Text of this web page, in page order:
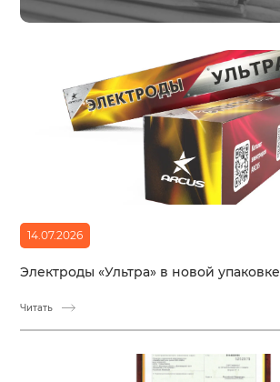
14.07.2026
Электроды «Ультра» в новой упаковке
Читать